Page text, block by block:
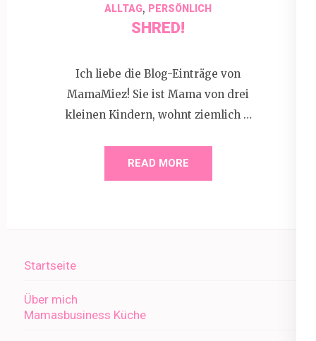
ALLTAG, PERSÖNLICH
SHRED!
Ich liebe die Blog-Einträge von
MamaMiez! Sie ist Mama von drei
kleinen Kindern, wohnt ziemlich …
READ MORE
Startseite
Über mich
Mamasbusiness Küche